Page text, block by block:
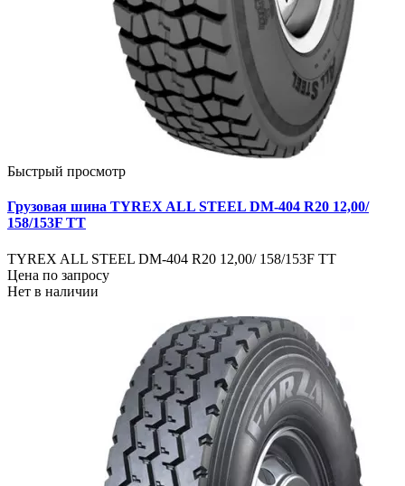
Быстрый просмотр
Грузовая шина TYREX ALL STEEL DM-404 R20 12,00/
158/153F TT
TYREX ALL STEEL DM-404 R20 12,00/ 158/153F TT
Цена по запросу
Нет в наличии